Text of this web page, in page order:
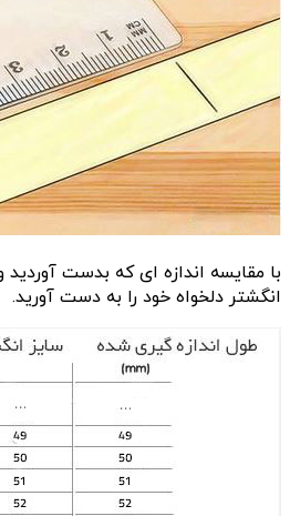
با مقایسه اندازه ای که بدست آوردید
انگشتر دلخواه خود را به دست آورید.